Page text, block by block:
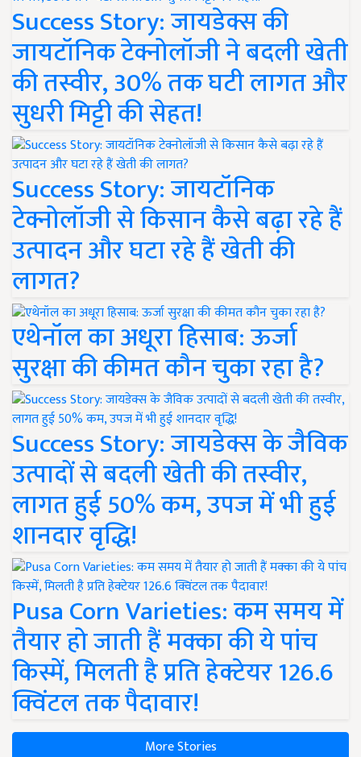
Success Story: जायडेक्स की
जायटॉनिक टेक्नोलॉजी ने बदली खेती
की तस्वीर, 30% तक घटी लागत और
सुधरी मिट्टी की सेहत!
Success Story: जायटॉनिक
टेक्नोलॉजी से किसान कैसे बढ़ा रहे हैं
उत्पादन और घटा रहे हैं खेती की
लागत?
एथेनॉल का अधूरा हिसाब: ऊर्जा
सुरक्षा की कीमत कौन चुका रहा है?
Success Story: जायडेक्स के जैविक
उत्पादों से बदली खेती की तस्वीर,
लागत हुई 50% कम, उपज में भी हुई
शानदार वृद्धि!
Pusa Corn Varieties: कम समय में
तैयार हो जाती हैं मक्का की ये पांच
किस्में, मिलती है प्रति हेक्टेयर 126.6
क्विंटल तक पैदावार!
More Stories